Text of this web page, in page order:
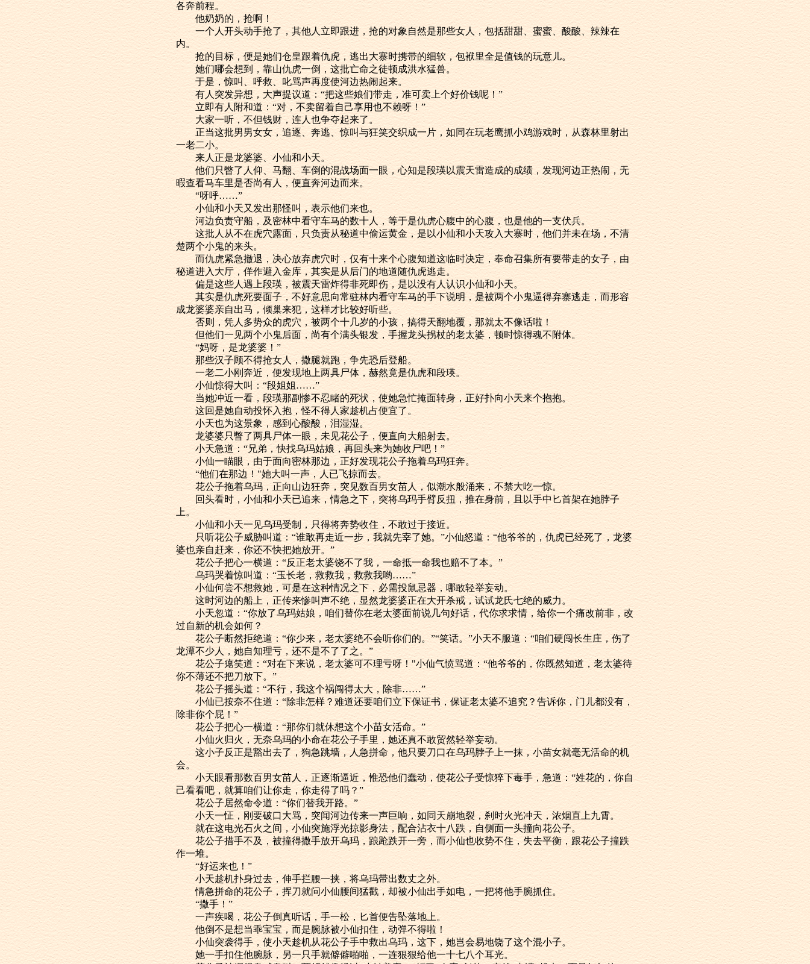
各奔前程。
他奶奶的，抢啊！
一个人开头动手抢了，其他人立即跟进，抢的对象自然是那些女人，包括甜甜、蜜蜜、酸酸、辣辣在
内。
抢的目标，便是她们仓皇跟着仇虎，逃出大寨时携带的细软，包袱里全是值钱的玩意儿。
她们哪会想到，靠山仇虎一倒，这批亡命之徒顿成洪水猛兽。
于是，惊叫、呼救、叱骂声再度使河边热闹起来。
有人突发异想，大声提议道：“把这些娘们带走，准可卖上个好价钱呢！”
立即有人附和道：“对，不卖留着自己享用也不赖呀！”
大家一听，不但钱财，连人也争夺起来了。
正当这批男男女女，追逐、奔逃、惊叫与狂笑交织成一片，如同在玩老鹰抓小鸡游戏时，从森林里射出
一老二小。
来人正是龙婆婆、小仙和小天。
他们只瞥了人仰、马翻、车倒的混战场面一眼，心知是段瑛以震天雷造成的成绩，发现河边正热闹，无
暇查看马车里是否尚有人，便直奔河边而来。
“呀呼……”
小仙和小天又发出那怪叫，表示他们来也。
河边负责守船，及密林中看守车马的数十人，等于是仇虎心腹中的心腹，也是他的一支伏兵。
这批人从不在虎穴露面，只负责从秘道中偷运黄金，是以小仙和小天攻入大寨时，他们并未在场，不清
楚两个小鬼的来头。
而仇虎紧急撤退，决心放弃虎穴时，仅有十来个心腹知道这临时决定，奉命召集所有要带走的女子，由
秘道进入大厅，佯作避入金库，其实是从后门的地道随仇虎逃走。
偏是这些人遇上段瑛，被震天雷炸得非死即伤，是以没有人认识小仙和小天。
其实是仇虎死要面子，不好意思向常驻林内看守车马的手下说明，是被两个小鬼逼得弃寨逃走，而形容
成龙婆婆亲自出马，倾巢来犯，这样才比较好听些。
否则，凭人多势众的虎穴，被两个十几岁的小孩，搞得天翻地覆，那就太不像话啦！
但他们一见两个小鬼后面，尚有个满头银发，手握龙头拐杖的老太婆，顿时惊得魂不附体。
“妈呀，是龙婆婆！”
那些汉子顾不得抢女人，撒腿就跑，争先恐后登船。
一老二小刚奔近，便发现地上两具尸体，赫然竟是仇虎和段瑛。
小仙惊得大叫：“段姐姐……”
当她冲近一看，段瑛那副惨不忍睹的死状，使她急忙掩面转身，正好扑向小天来个抱抱。
这回是她自动投怀入抱，怪不得人家趁机占便宜了。
小天也为这景象，感到心酸酸，泪湿湿。
龙婆婆只瞥了两具尸体一眼，未见花公子，便直向大船射去。
小天急道：“兄弟，快找乌玛姑娘，再回头来为她收尸吧！”
小仙一瞄眼，由于面向密林那边，正好发现花公子拖着乌玛狂奔。
“他们在那边！"她大叫一声，人已飞掠而去。
花公子拖着乌玛，正向山边狂奔，突见数百男女苗人，似潮水般涌来，不禁大吃一惊。
回头看时，小仙和小天已追来，情急之下，突将乌玛手臂反扭，推在身前，且以手中匕首架在她脖子
上。
小仙和小天一见乌玛受制，只得将奔势收住，不敢过于接近。
只听花公子威胁叫道：“谁敢再走近一步，我就先宰了她。”小仙怒道：“他爷爷的，仇虎已经死了，龙婆
婆也亲自赶来，你还不快把她放开。”
花公子把心一横道：“反正老太婆饶不了我，一命抵一命我也赔不了本。”
乌玛哭着惊叫道：“玉长老，救救我，救救我哟……”
小仙何尝不想救她，可是在这种情况之下，必需投鼠忌器，哪敢轻举妄动。
这时河边的船上，正传来惨叫声不绝，显然龙婆婆正在大开杀戒，试试龙氏七绝的威力。
小天忽道：“你放了乌玛姑娘，咱们替你在老太婆面前说几句好话，代你求求情，给你一个痛改前非，改
过自新的机会如何？
花公子断然拒绝道：“你少来，老太婆绝不会听你们的。”“笑话。”小天不服道：“咱们硬闯长生庄，伤了
龙潭不少人，她自知理亏，还不是不了了之。”
花公子瘪笑道：“对在下来说，老太婆可不理亏呀！"小仙气愤骂道：“他爷爷的，你既然知道，老太婆待
你不薄还不把刀放下。”
花公子摇头道：“不行，我这个祸闯得太大，除非……”
小仙已按奈不住道：“除非怎样？难道还要咱们立下保证书，保证老太婆不追究？告诉你，门儿都没有，
除非你个屁！”
花公子把心一横道：“那你们就休想这个小苗女活命。”
小仙火归火，无奈乌玛的小命在花公子手里，她还真不敢贸然轻举妄动。
这小子反正是豁出去了，狗急跳墙，人急拼命，他只要刀口在乌玛脖子上一抹，小苗女就毫无活命的机
会。
小天眼看那数百男女苗人，正逐渐逼近，惟恐他们蠢动，使花公子受惊猝下毒手，急道：“姓花的，你自
己看看吧，就算咱们让你走，你走得了吗？”
花公子居然命令道：“你们替我开路。”
小天一怔，刚要破口大骂，突闻河边传来一声巨响，如同天崩地裂，刹时火光冲天，浓烟直上九霄。
就在这电光石火之间，小仙突施浮光掠影身法，配合沾衣十八跌，自侧面一头撞向花公子。
花公子措手不及，被撞得撒手放开乌玛，踉跄跌开一旁，而小仙也收势不住，失去平衡，跟花公子撞跌
作一堆。
“好运来也！”
小天趁机扑身过去，伸手拦腰一挟，将乌玛带出数丈之外。
情急拼命的花公子，挥刀就问小仙腰间猛戳，却被小仙出手如电，一把将他手腕抓住。
“撒手！”
一声疾喝，花公子倒真听话，手一松，匕首便告坠落地上。
他倒不是想当乖宝宝，而是腕脉被小仙扣住，动弹不得啦！
小仙突袭得手，使小天趁机从花公子手中救出乌玛，这下，她岂会易地饶了这个混小子。
她一手扣住他腕脉，另一只手就僻僻啪啪，一连狠狠给他一十七八个耳光。